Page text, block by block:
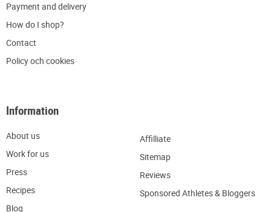
Payment and delivery
How do I shop?
Contact
Policy och cookies
Information
About us
Work for us
Press
Recipes
Blog
Affilliate
Sitemap
Reviews
Sponsored Athletes & Bloggers